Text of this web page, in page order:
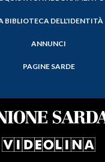
BIBLIOTECA DELL'IDENTITÀ
ANNUNCI
PAGINE SARDE